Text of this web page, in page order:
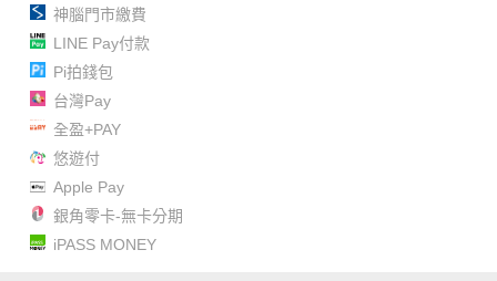
神腦門市繳費
LINE Pay付款
Pi拍錢包
台灣Pay
全盈+PAY
悠遊付
Apple Pay
銀角零卡-無卡分期
iPASS MONEY